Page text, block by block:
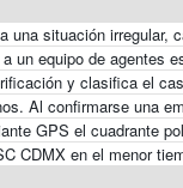
una situación irregular,
un equipo de agentes
y clasifica el
Al confirmarse una
GPS el cuadrante
CDMX en el menor